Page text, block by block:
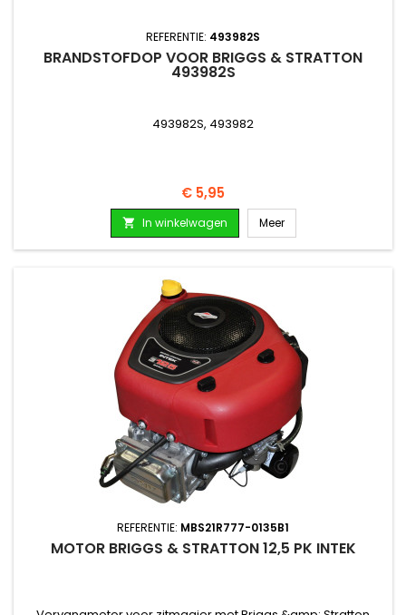
REFERENTIE: 493982S
BRANDSTOFDOP VOOR BRIGGS & STRATTON
493982S
493982S, 493982
Prijs
€ 5,95
 In winkelwagen Meer
REFERENTIE: MBS21R777-0135B1
MOTOR BRIGGS & STRATTON 12,5 PK INTEK